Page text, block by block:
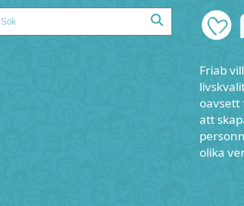
Search
Friab
att
olika